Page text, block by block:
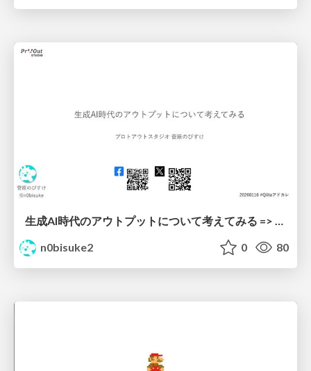
生成AI時代のアウトプットについて考えてみる => 田植えしよう。
n0bisuke2
0 80